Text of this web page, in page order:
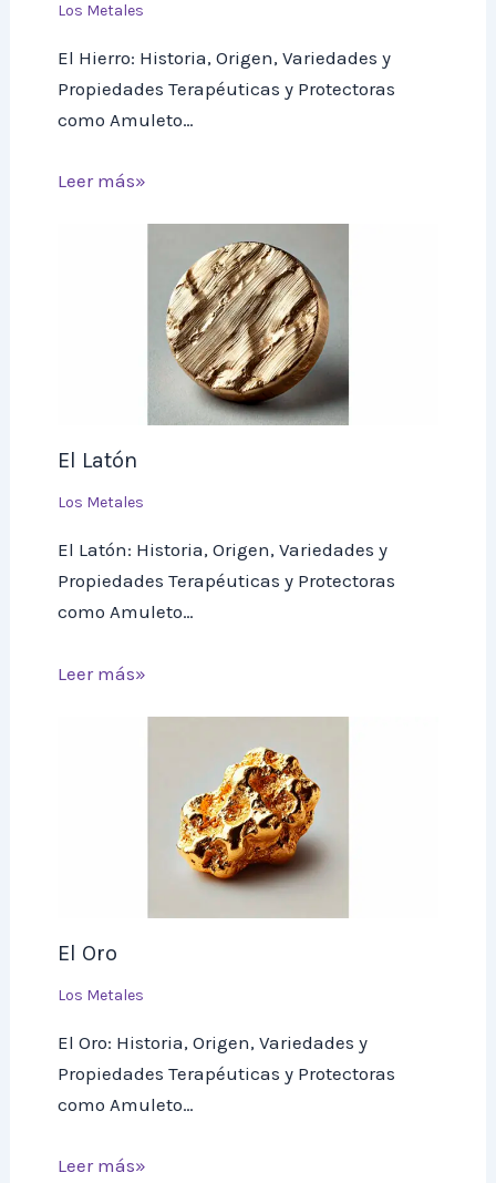
Los Metales
El Hierro: Historia, Origen, Variedades y
Propiedades Terapéuticas y Protectoras
como Amuleto…
Leer más»
El Latón
Los Metales
El Latón: Historia, Origen, Variedades y
Propiedades Terapéuticas y Protectoras
como Amuleto…
Leer más»
El Oro
Los Metales
El Oro: Historia, Origen, Variedades y
Propiedades Terapéuticas y Protectoras
como Amuleto…
Leer más»